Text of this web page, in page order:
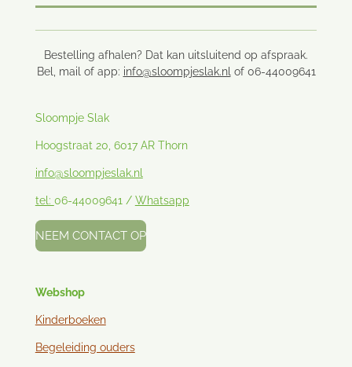
Bestelling afhalen? Dat kan uitsluitend op afspraak.
Bel, mail of app: info@sloompjeslak.nlof 06-44009641
Sloompje Slak
Hoogstraat 20, 6017 AR Thorn
info@sloompjeslak.nl
tel: 06-44009641 / Whatsapp
NEEM CONTACT OP
Webshop
Kinderboeken
Begeleiding ouders